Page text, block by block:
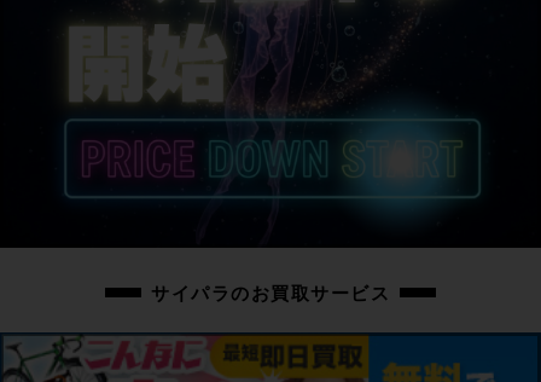
中古：S（ほぼ新品・新古未使用品）
こちらの自転車は以下の確認を行っております。
変速：正常に動作します。
ブレーキ：正常に動作します。
付属品：小物類、説明書と、携帯工具、リアライト、ロック、バッテリー2
ペダルは付属いたしません。別途ご用意下さい。
サイパラのお買取サービス